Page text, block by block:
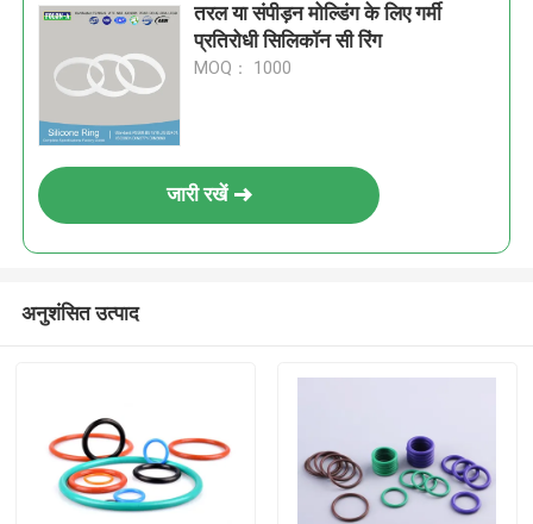
तरल या संपीड़न मोल्डिंग के लिए गर्मी
प्रतिरोधी सिलिकॉन सी रिंग
MOQ： 1000
जारी रखें
अनुशंसित उत्पाद